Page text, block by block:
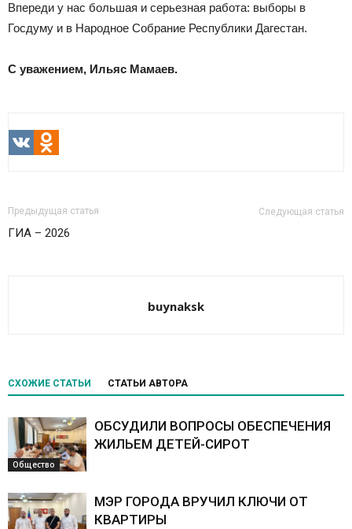
Впереди у нас большая и серьезная работа: выборы в
Госдуму и в Народное Собрание Республики Дагестан.
С уважением, Ильяс Мамаев.
Предыдущая статья
ГИА – 2026
Следующая статья
buynaksk
СХОЖИЕ СТАТЬИ СТАТЬИ АВТОРА
Общество
ОБСУДИЛИ ВОПРОСЫ ОБЕСПЕЧЕНИЯ
ЖИЛЬЕМ ДЕТЕЙ-СИРОТ
МЭР ГОРОДА ВРУЧИЛ КЛЮЧИ ОТ
КВАРТИРЫ